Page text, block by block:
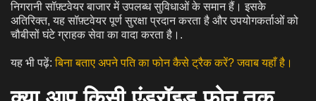
निगरानी सॉफ़्टवेयर बाजार में उपलब्ध सुविधाओं के समान हैं। इसके
अतिरिक्त, यह सॉफ़्टवेयर पूर्ण सुरक्षा प्रदान करता है और उपयोगकर्ताओं को
चौबीसों घंटे ग्राहक सेवा का वादा करता है।.
यह भी पढ़ें:बिना बताए अपने पति का फोन कैसे ट्रैक करें? जवाब यहाँ है।